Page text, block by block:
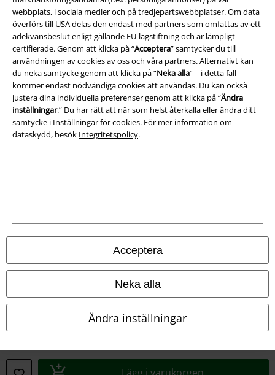
webbplats, i sociala medier och på tredjepartswebbplatser. Om data
överförs till USA delas den endast med partners som omfattas av ett
adekvansbeslut enligt gällande EU-lagstiftning och är lämpligt
certifierade. Genom att klicka på “Acceptera” samtycker du till
användningen av cookies av oss och våra partners. Alternativt kan
du neka samtycke genom att klicka på “Neka alla” – i detta fall
kommer endast nödvändiga cookies att användas. Du kan också
justera dina individuella preferenser genom att klicka på “Ändra
inställningar.” Du har rätt att när som helst återkalla eller ändra ditt
samtycke i Inställningar för cookies. För mer information om
dataskydd, besök Integritetspolicy.
Acceptera
Neka alla
Ändra inställningar
Lägg i varukorgen
EMP-appen
Ladda ner EMP-appen nu och ta del av många fördelar!
Villkor